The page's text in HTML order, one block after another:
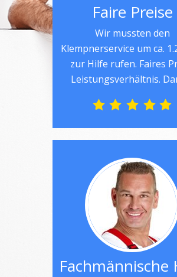
Faire Preise
Wir mussten den
Klempnerservice um ca.
zur Hilfe rufen. Faires
Leistungsverhältnis.
Fachmännische